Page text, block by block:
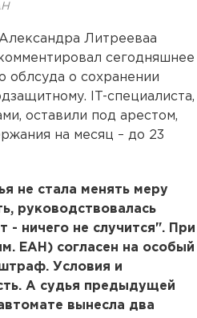
Литрееваа
сегодняшнее
облсуда о сохранении
IT-специалиста,
оставили под арестом,
на месяц – до 23
не стала менять меру
руководствовалась
- ничего не случится". При
ЕАН) согласен на особый
Условия и
А судья предыдущей
вынесла два